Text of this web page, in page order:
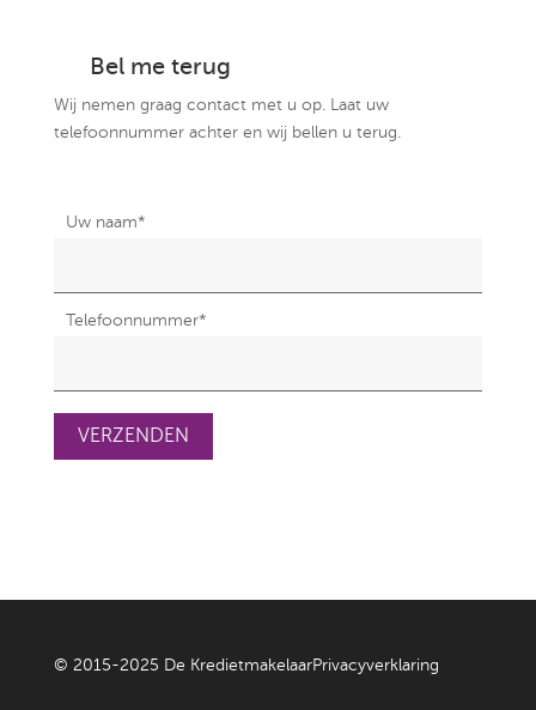
Bel me terug
Wij nemen graag contact met u op. Laat uw
telefoonnummer achter en wij bellen u terug.
Uw naam*
Telefoonnummer*
© 2015-2025 De KredietmakelaarPrivacyverklaring